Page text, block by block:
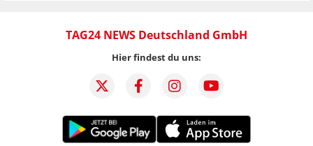
TAG24 NEWS Deutschland GmbH
Hier findest du uns: